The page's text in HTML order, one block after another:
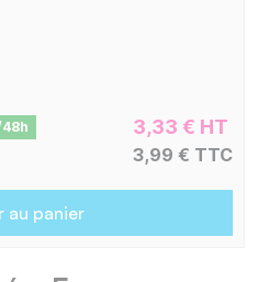
3,33 € HT
3,99 € TTC
au panier